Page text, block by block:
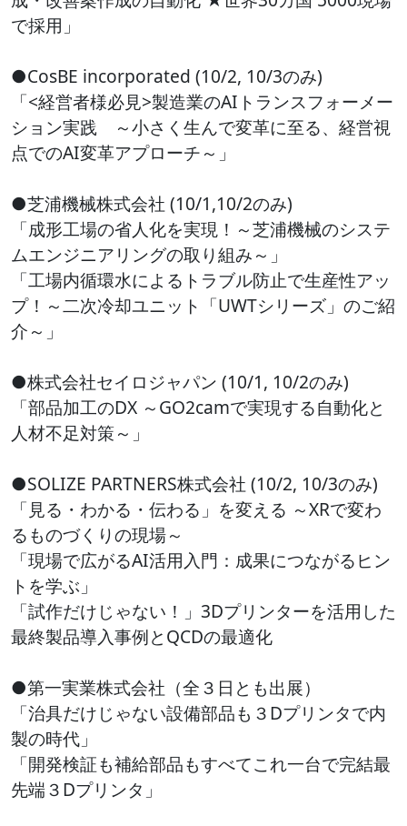
で採用」
●CosBE incorporated (10/2, 10/3のみ)
「<経営者様必見>製造業のAIトランスフォーメー
ション実践 ～小さく生んで変革に至る、経営視
点でのAI変革アプローチ～」
●芝浦機械株式会社 (10/1,10/2のみ)
「成形工場の省人化を実現！～芝浦機械のシステ
ムエンジニアリングの取り組み～」
「工場内循環水によるトラブル防止で生産性アッ
プ！～二次冷却ユニット「UWTシリーズ」のご紹
介～」
●株式会社セイロジャパン (10/1, 10/2のみ)
「部品加工のDX ～GO2camで実現する自動化と
人材不足対策～」
●SOLIZE PARTNERS株式会社 (10/2, 10/3のみ)
「見る・わかる・伝わる」を変える ～XRで変わ
るものづくりの現場～
「現場で広がるAI活用入門：成果につながるヒン
トを学ぶ」
「試作だけじゃない！」3Dプリンターを活用した
最終製品導入事例とQCDの最適化
●第一実業株式会社（全３日とも出展）
「治具だけじゃない設備部品も３Dプリンタで内
製の時代」
「開発検証も補給部品もすべてこれ一台で完結最
先端３Dプリンタ」